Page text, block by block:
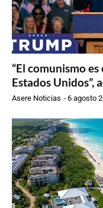
“El comunismo
Estados Unidos”,
Asere Noticias -6 agosto